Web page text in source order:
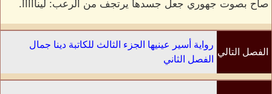
صاح بصوت جهوري جعل جسدها يرتجف من الرعب: لينااااا.
الفصل التالي
رواية أسير عينيها الجزء الثالث للكاتبة دينا جمال
الفصل الثاني